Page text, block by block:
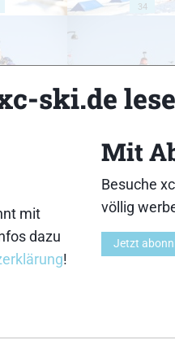
34
44
ski.de
mit
dazu
!
Mit
Besuche
völlig
Jetzt